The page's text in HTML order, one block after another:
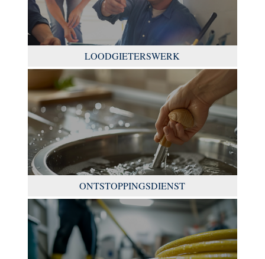
LOODGIETERSWERK
ONTSTOPPINGSDIENST